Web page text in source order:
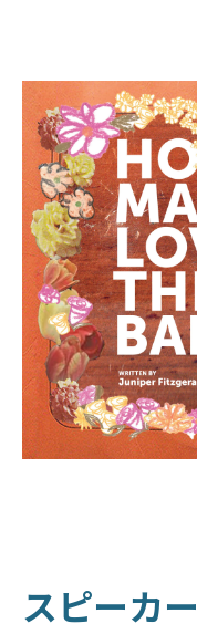
スピーカー